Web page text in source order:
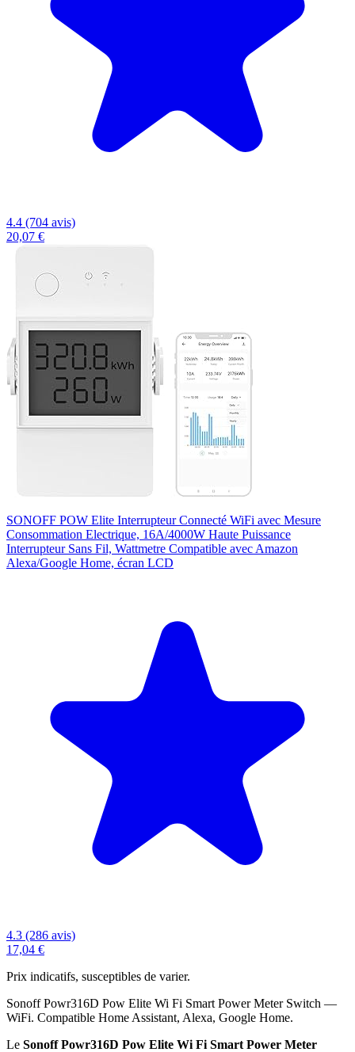
4.4 (704 avis)
20,07 €
SONOFF POW Elite Interrupteur Connecté WiFi avec Mesure
Consommation Electrique, 16A/4000W Haute Puissance
Interrupteur Sans Fil, Wattmetre Compatible avec Amazon
Alexa/Google Home, écran LCD
4.3 (286 avis)
17,04 €
Prix indicatifs, susceptibles de varier.
Sonoff Powr316D Pow Elite Wi Fi Smart Power Meter Switch —
WiFi. Compatible Home Assistant, Alexa, Google Home.
Le Sonoff Powr316D Pow Elite Wi Fi Smart Power Meter